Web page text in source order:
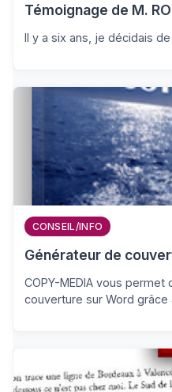
Témoignage de M.
Il y a six ans, je décidais
CONSEIL/INFO
Générateur de
COPY-MEDIA vous
couverture sur Word grâce